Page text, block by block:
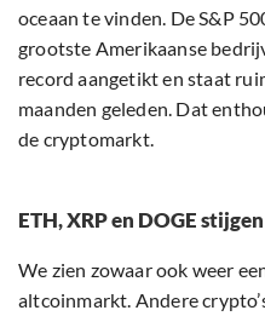
oceaan te vinden. De S&P
grootste Amerikaanse
record aangetikt en staat
maanden geleden. Dat
de cryptomarkt.
ETH, XRP en DOGE
We zien zowaar ook weer
altcoinmarkt. Andere